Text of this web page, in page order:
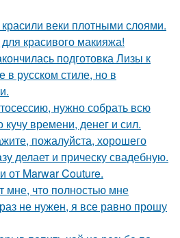
веки плотными слоями.
красивого макияжа!
подготовка Лизы к
в русском стиле, но в
нужно собрать всю
кучу времени, денег и сил.
пожалуйста, хорошего
делает и прическу свадебную.
от Marwar Couture.
мне, что полностью мне
не нужен, я все равно прошу